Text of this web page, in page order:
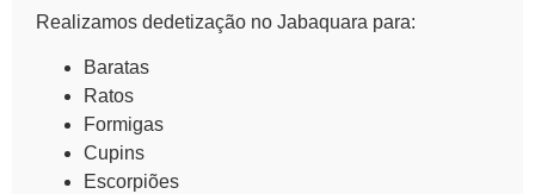
Realizamos dedetização no Jabaquara para:
Baratas
Ratos
Formigas
Cupins
Escorpiões